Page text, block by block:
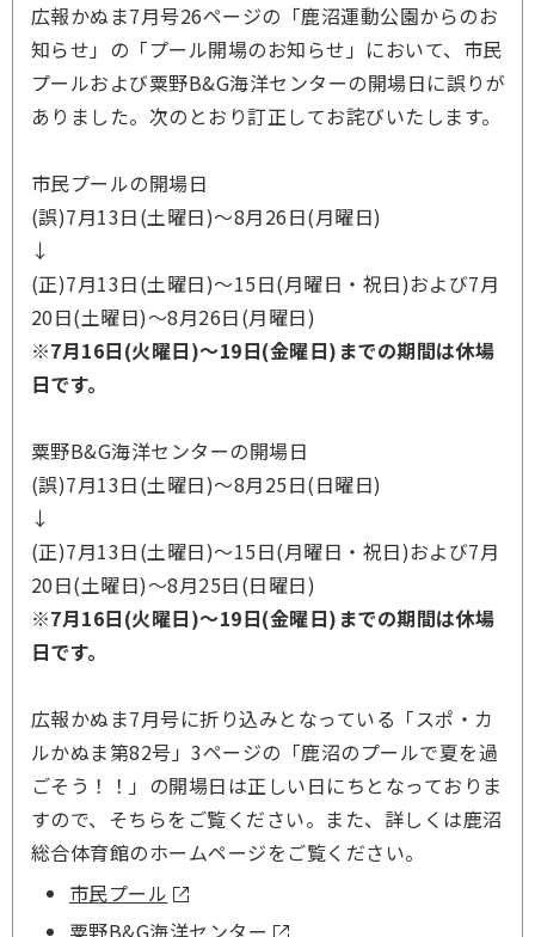
広報かぬま7月号26ページの「鹿沼運動公園からのお
知らせ」の「プール開場のお知らせ」において、市民
プールおよび粟野B&G海洋センターの開場日に誤りが
ありました。次のとおり訂正してお詫びいたします。
市民プールの開場日
(誤)7月13日(土曜日)～8月26日(月曜日)
↓
(正)7月13日(土曜日)～15日(月曜日・祝日)および7月
20日(土曜日)～8月26日(月曜日)
※7月16日(火曜日)～19日(金曜日)までの期間は休場
日です。
粟野B&G海洋センターの開場日
(誤)7月13日(土曜日)～8月25日(日曜日)
↓
(正)7月13日(土曜日)～15日(月曜日・祝日)および7月
20日(土曜日)～8月25日(日曜日)
※7月16日(火曜日)～19日(金曜日)までの期間は休場
日です。
広報かぬま7月号に折り込みとなっている「スポ・カ
ルかぬま第82号」3ページの「鹿沼のプールで夏を過
ごそう！！」の開場日は正しい日にちとなっておりま
すので、そちらをご覧ください。また、詳しくは鹿沼
総合体育館のホームページをご覧ください。
市民プール
粟野B&G海洋センター